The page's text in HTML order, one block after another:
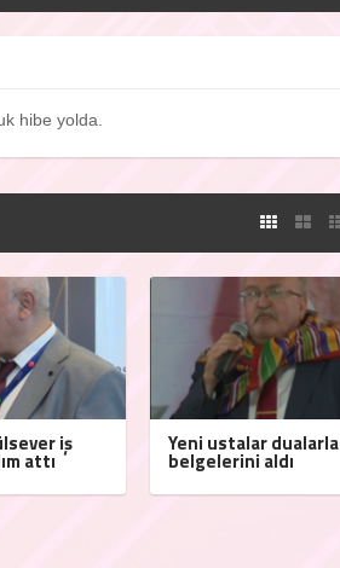
hibe yolda.
iş
attı
Yeni ustalar dualarla
belgelerini aldı